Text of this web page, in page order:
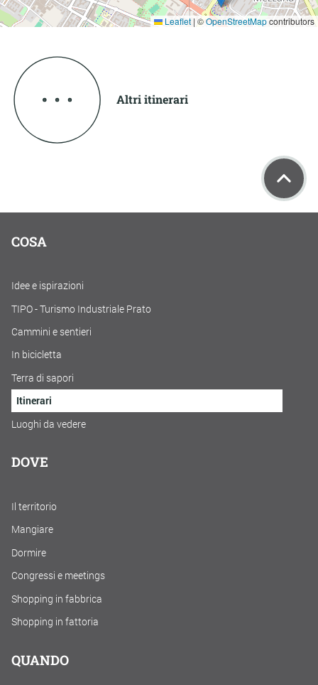
Leaflet | ©OpenStreetMapcontributors
Altri itinerari
COSA
Idee e ispirazioni
TIPO - Turismo Industriale Prato
Cammini e sentieri
In bicicletta
Terra di sapori
Itinerari
Luoghi da vedere
DOVE
Il territorio
Mangiare
Dormire
Congressi e meetings
Shopping in fabbrica
Shopping in fattoria
QUANDO